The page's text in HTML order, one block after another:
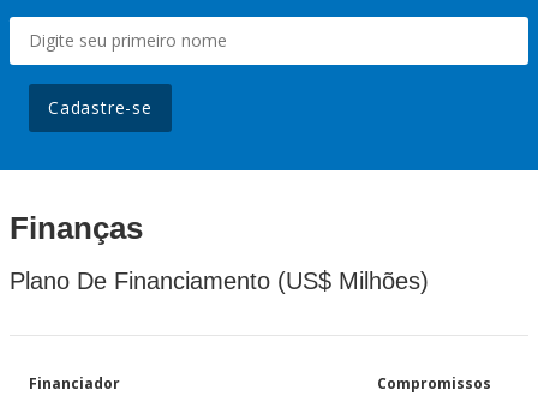
Cadastre-se
Finanças
Plano De Financiamento (US$ Milhões)
Financiador Compromissos